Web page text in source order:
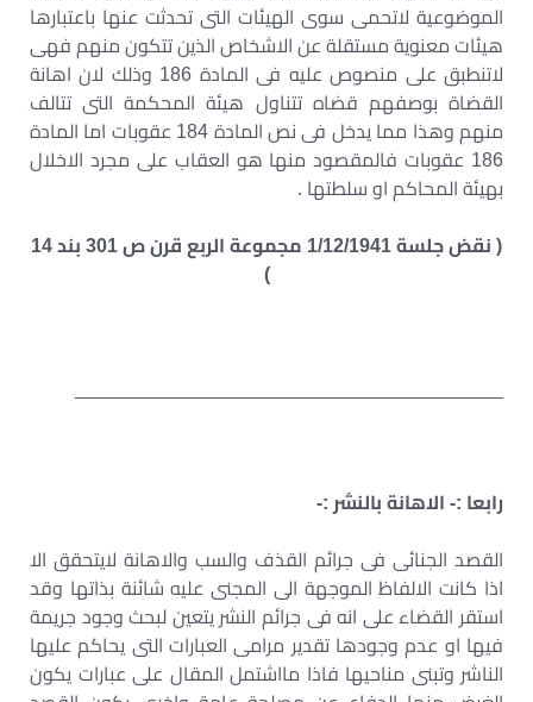
الموضوعية لاتحمى سوى الهيئات التى تحدثت عنها باعتبارها
هيئات معنوية مستقلة عن الاشخاص الذين تتكون منهم فهى
لاتنطبق على منصوص عليه فى المادة 186 وذلك لان اهانة
القضاة بوصفهم قضاه تتناول هيئة المحكمة التى تتالف
منهم وهذا مما يدخل فى نص المادة 184 عقوبات اما المادة
186 عقوبات فالمقصود منها هو العقاب على مجرد الاخلال
بهيئة المحاكم او سلطتها .
( نقض جلسة 1/12/1941 مجموعة الربع قرن ص 301 بند 14
)
رابعا :- الاهانة بالنشر :-
القصد الجنائى فى جرائم القذف والسب والاهانة لايتحقق الا
اذا كانت الالفاظ الموجهة الى المجنى عليه شائنة بذاتها وقد
استقر القضاء على انه فى جرائم النشر يتعين لبحث وجود جريمة
فيها او عدم وجودها تقدير مرامى العبارات التى يحاكم عليها
الناشر وتبنى مناحيها فاذا مااشتمل المقال على عبارات يكون